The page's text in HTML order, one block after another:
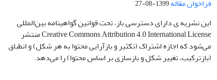
فراخوان مقاله1399-08-27
این نشریه ی دارای دسترسی باز، تحت قوانین گواهینامه بین‌المللی
Creative Commons Attribution 4.0 International License منتشر
می‌شود که اجازه اشتراک (تکثیر و بازآرایی محتوا به هر شکل) و انطباق
(بازترکیب، تغییر شکل و بازسازی بر اساس محتوا) را می‌دهد.